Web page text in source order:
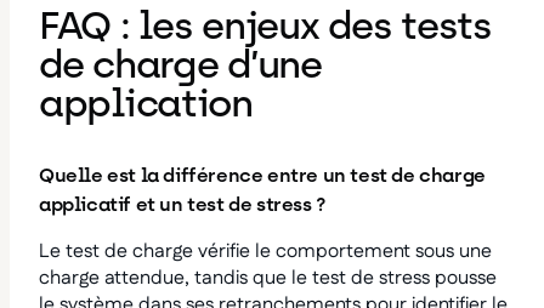
FAQ : les enjeux des tests
de charge d’une
application
Quelle est la différence entre un test de charge
applicatif et un test de stress ?
Le test de charge vérifie le comportement sous une
charge attendue, tandis que le test de stress pousse